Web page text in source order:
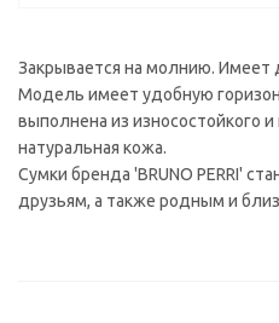
Закрывается на молнию. Имеет
Модель имеет удобную
выполнена из износостойкого
натуральная кожа.
Сумки бренда 'BRUNO PERRI'
друзьям, а также родным и